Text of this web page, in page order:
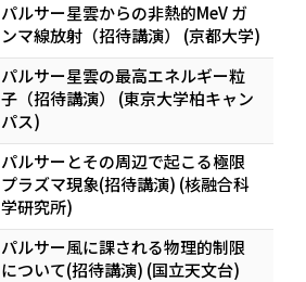
パルサー星雲からの非熱的MeV ガ
ンマ線放射（招待講演） (京都大学)
パルサー星雲の最高エネルギー粒
子（招待講演） (東京大学柏キャン
パス)
パルサーとその周辺で起こる極限
プラズマ現象(招待講演) (核融合科
学研究所)
パルサー風に課される物理的制限
について(招待講演) (国立天文台)